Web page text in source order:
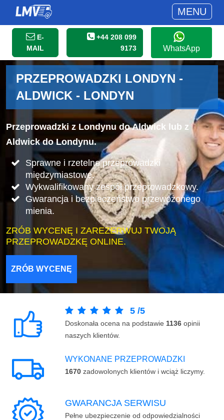
MENU
E-
MAIL
+44 208 099
9173
WhatsApp
PRZEPROWADZKI LONDYN -
ALDWICK - LONDYN
Przeprowadzki z Londynu do Aldwick lub z
Aldwick do Londynu.
Sprawne i rzetelne przeprowadzki
międzymiastowe.
Wykwalifikowany zespół przeprowadzkowy.
Gwarancja i bezpieczeństwo przewożonego
mienia.
ZRÓB WYCENĘ I ZAREZERWUJ TWOJĄ
PRZEPROWADZKĘ ONLINE.
ZRÓB WYCENĘ
5 /5
Doskonała ocena na podstawie 1136 opinii
naszych klientów.
WYKONANE PRZEPROWADZKI
1670 zadowolonych klientów i wciąż liczymy.
GWARANCJA SERWISU
Pełne ubezpieczenie od odpowiedzialności